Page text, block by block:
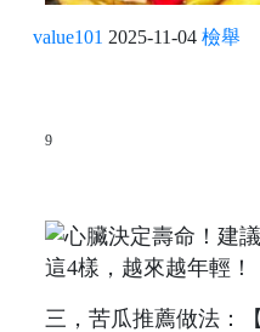
value101 2025-11-04 檢舉
9
三，苦瓜推薦做法：